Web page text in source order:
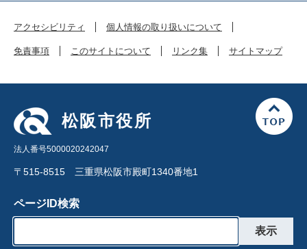
アクセシビリティ 個人情報の取り扱いについて
免責事項 このサイトについて リンク集 サイトマップ
松阪市役所
法人番号5000020242047
〒515-8515 三重県松阪市殿町1340番地1
ページID検索